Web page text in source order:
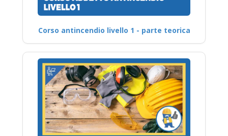
Corso antincendio livello 1 - parte teorica